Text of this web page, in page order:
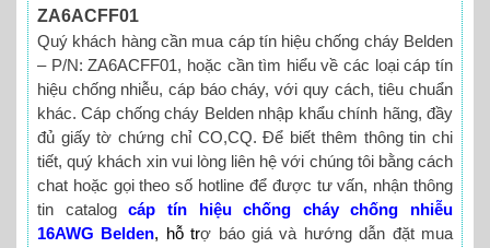
ZA6ACFF01
Quý khách hàng cần mua cáp tín hiệu chống cháy Belden
– P/N: ZA6ACFF01, hoặc cần tìm hiểu về các loại cáp tín
hiệu chống nhiễu, cáp báo cháy, với quy cách, tiêu chuẩn
khác. Cáp chống cháy Belden nhập khẩu chính hãng, đầy
đủ giấy tờ chứng chỉ CO,CQ. Để biết thêm thông tin chi
tiết, quý khách xin vui lòng liên hệ với chúng tôi bằng cách
chat hoặc gọi theo số hotline để được tư vấn, nhận thông
tin catalogcáp tín hiệu chống cháy chống nhiễu
16AWG Belden, hỗ trợ báo giá và hướng dẫn đặt mua